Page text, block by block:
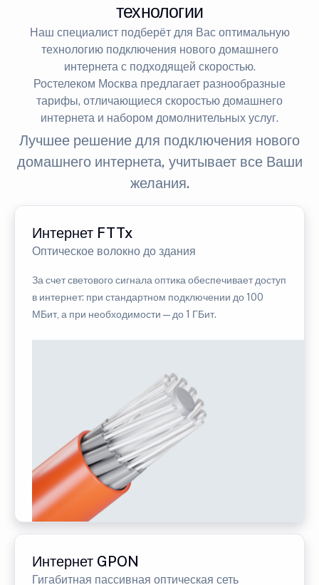
технологии
Наш специалист подберёт для Вас оптимальную
технологию подключения нового домашнего
интернета с подходящей скоростью.
Ростелеком Москва предлагает разнообразные
тарифы, отличающиеся скоростью домашнего
интернета и набором домолнительных услуг.
Лучшее решение для подключения нового
домашнего интернета, учитывает все Ваши
желания.
Интернет FTTx
Оптическое волокно до здания
За счет светового сигнала оптика обеспечивает доступ
в интернет: при стандартном подключении до 100
МБит, а при необходимости — до 1 ГБит.
Интернет GPON
Гигабитная пассивная оптическая сеть